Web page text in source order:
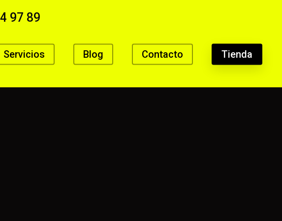
97 89
Servicios Blog Contacto Tienda